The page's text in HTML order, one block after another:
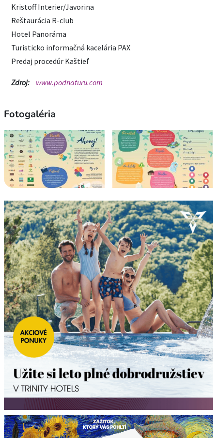
Kristoff Interier/Javorina
Reštaurácia R-club
Hotel Panoráma
Turisticko informačná kacelária PAX
Predaj procedúr Kaštieľ
Zdroj: www.podnaturu.com
Fotogaléria